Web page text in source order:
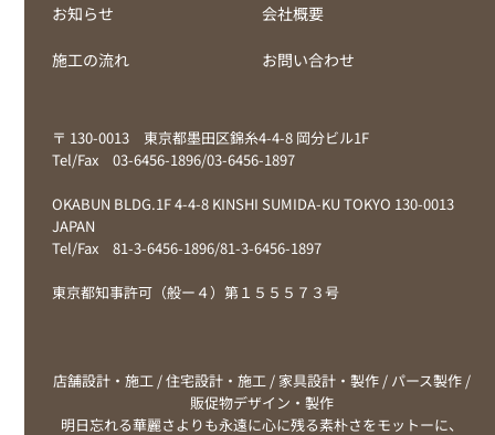
お知らせ 会社概要
施工の流れ お問い合わせ
〒 130-0013 東京都墨田区錦糸4-4-8 岡分ビル1F
Tel/Fax 03-6456-1896/03-6456-1897
OKABUN BLDG.1F 4-4-8 KINSHI SUMIDA-KU TOKYO 130-0013
JAPAN
Tel/Fax 81-3-6456-1896/81-3-6456-1897
東京都知事許可（般ー４）第１５５５７３号
店舗設計・施工 / 住宅設計・施工 / 家具設計・製作 / パース製作 /
販促物デザイン・製作
明日忘れる華麗さよりも永遠に心に残る素朴さをモットーに、